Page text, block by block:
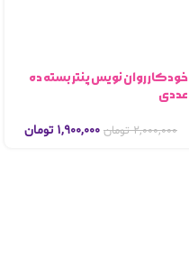
خودکار روان نویس پنتر بسته ده
عددی
۲,۰۰۰,۰۰۰ تومان ۱,۹۰۰,۰۰۰ تومان